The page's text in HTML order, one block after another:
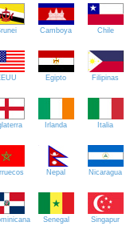
Camboya Chile
Egipto Filipinas
Irlanda Italia
Nepal Nicaragua
Senegal Singapur